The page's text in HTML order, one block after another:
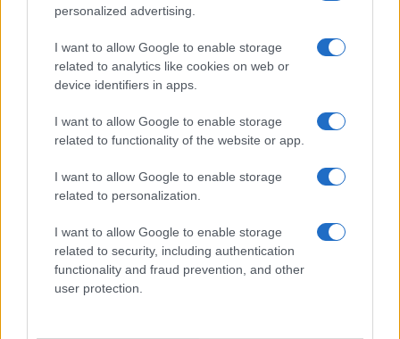
personalized advertising.
I want to allow Google to enable storage
related to analytics like cookies on web or
device identifiers in apps.
I want to allow Google to enable storage
related to functionality of the website or app.
I want to allow Google to enable storage
related to personalization.
I want to allow Google to enable storage
related to security, including authentication
functionality and fraud prevention, and other
user protection.
Ακολουθείστε το iPaideia.gr στο Google News
TελευταίεςΕιδήσειςγια την Παιδεία και την εργασία
Στην Κατηγορία:ΕΙΔΗΣΕΙΣ